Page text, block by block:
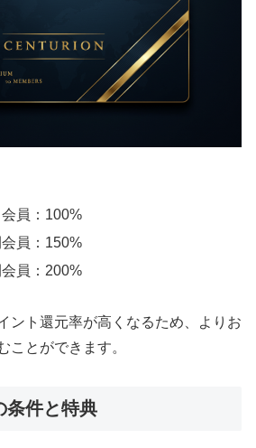
員：100%
員：150%
員：200%
ント還元率が高くなるため、よりお
ことができます。
条件と特典